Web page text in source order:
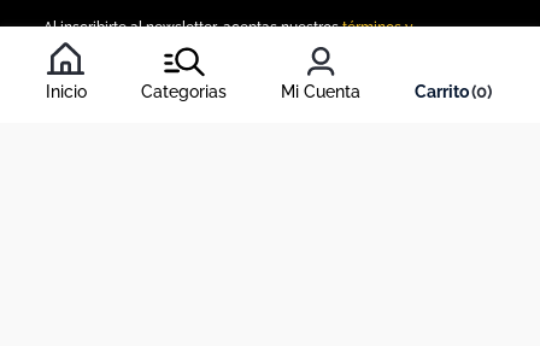
Inicio Categorias Mi Cuenta 0
Al inscribirte al newsletter, aceptas nuestrostérminos y
condiciones
, y nuestra política de tratamiento de información